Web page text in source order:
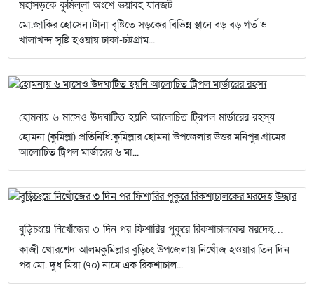
মহাসড়কে কুমিল্লা অংশে ভয়াবহ যানজট
মো.জাকির হোসেন।টানা বৃষ্টিতে সড়কের বিভিন্ন স্থানে বড় বড় গর্ত ও
খালাখন্দ সৃষ্টি হওয়ায় ঢাকা-চট্টগ্রাম...
হোমনায় ৬ মাসেও উদঘাটিত হয়নি আলোচিত ট্রিপল মার্ডারের রহস্য
হোমনা (কুমিল্লা) প্রতিনিধি:কুমিল্লার হোমনা উপজেলার উত্তর মনিপুর গ্রামের
আলোচিত ট্রিপল মার্ডারের ৬ মা...
বুড়িচংয়ে নিখোঁজের ৩ দিন পর ফিশারির পুকুরে রিকশাচালকের মরদেহ...
কাজী খোরশেদ আলমকুমিল্লার বুড়িচং উপজেলায় নিখোঁজ হওয়ার তিন দিন
পর মো. দুধ মিয়া (৭০) নামে এক রিকশাচাল...